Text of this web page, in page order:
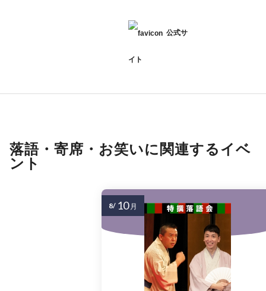
公式サ
イト
落語・寄席・お笑いに関連するイベ
ント
8/ 10 月